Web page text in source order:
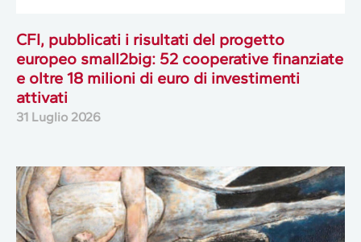
CFI, pubblicati i risultati del progetto
europeo small2big: 52 cooperative finanziate
e oltre 18 milioni di euro di investimenti
attivati
31 Luglio 2026